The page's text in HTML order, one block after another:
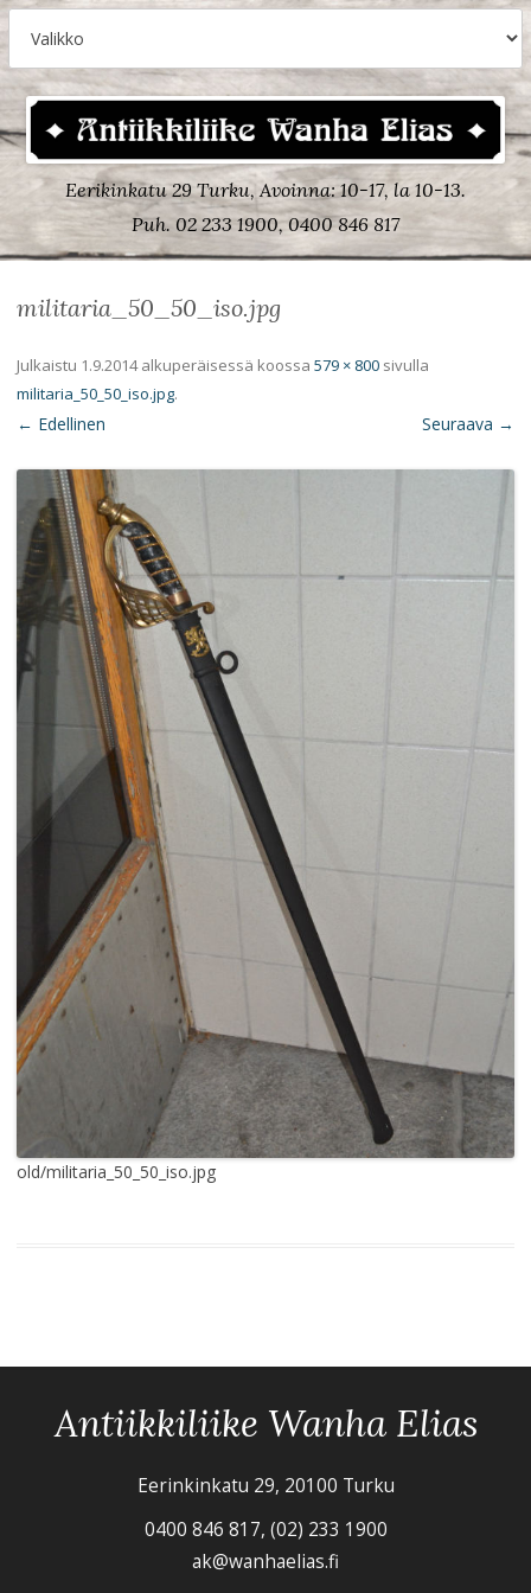
Eerikinkatu 29 Turku, Avoinna: 10-17, la 10-13.
Puh. 02 233 1900, 0400 846 817
militaria_50_50_iso.jpg
Julkaistu 1.9.2014alkuperäisessä koossa 579 × 800 sivulla
militaria_50_50_iso.jpg.
← Edellinen Seuraava →
old/militaria_50_50_iso.jpg
Antiikkiliike Wanha Elias
Eerinkinkatu 29, 20100 Turku
0400 846 817, (02) 233 1900
ak@wanhaelias.fi